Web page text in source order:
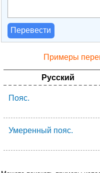
Перевести
Примеры
Русский
Пояс.
Умеренный пояс.